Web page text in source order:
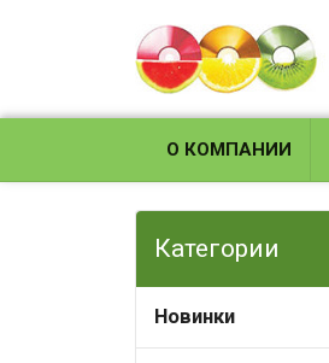
О КОМПАНИИ
Категории
Новинки